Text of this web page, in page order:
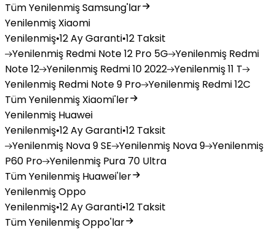
Tüm Yenilenmiş Samsung'lar
Yenilenmiş Xiaomi
Yenilenmiş•12 Ay Garanti•12 Taksit
Yenilenmiş Redmi Note 12 Pro 5G Yenilenmiş Redmi
Note 12 Yenilenmiş Redmi 10 2022 Yenilenmiş11 T
Yenilenmiş Redmi Note 9 Pro Yenilenmiş Redmi 12C
Tüm Yenilenmiş Xiaomi'ler
Yenilenmiş Huawei
Yenilenmiş•12 Ay Garanti•12 Taksit
Yenilenmiş Nova 9 SE Yenilenmiş Nova 9 Yenilenmiş
P60 Pro Yenilenmiş Pura 70 Ultra
Tüm Yenilenmiş Huawei'ler
Yenilenmiş Oppo
Yenilenmiş•12 Ay Garanti•12 Taksit
Tüm Yenilenmiş Oppo'lar